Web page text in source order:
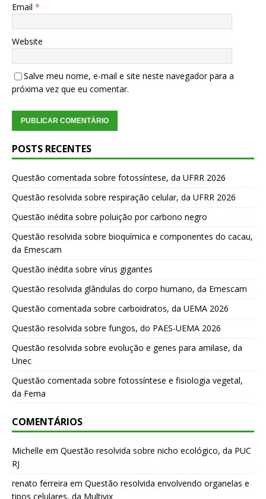
Email *
Website
Salve meu nome, e-mail e site neste navegador para a
próxima vez que eu comentar.
POSTS RECENTES
Questão comentada sobre fotossíntese, da UFRR 2026
Questão resolvida sobre respiração celular, da UFRR 2026
Questão inédita sobre poluição por carbono negro
Questão resolvida sobre bioquímica e componentes do cacau,
da Emescam
Questão inédita sobre vírus gigantes
Questão resolvida glândulas do corpo humano, da Emescam
Questão comentada sobre carboidratos, da UEMA 2026
Questão resolvida sobre fungos, do PAES-UEMA 2026
Questão resolvida sobre evolução e genes para amilase, da
Unec
Questão comentada sobre fotossíntese e fisiologia vegetal,
da Fema
COMENTÁRIOS
Michelle em Questão resolvida sobre nicho ecológico, da PUC
RJ
renato ferreira em Questão resolvida envolvendo organelas e
tipos celulares, da Multivix